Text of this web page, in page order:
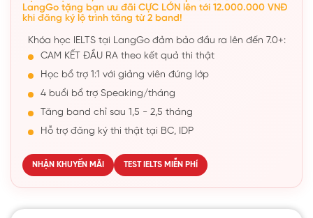
LangGo tặng bạn ưu đãi CỰC LỚN lên tới 12.000.000 VNĐ
khi đăng ký lộ trình tăng từ 2 band!
Khóa học IELTS tại LangGo đảm bảo đầu ra lên đến 7.0+:
CAM KẾT ĐẦU RA theo kết quả thi thật
Học bổ trợ 1:1 với giảng viên đứng lớp
4 buổi bổ trợ Speaking/tháng
Tăng band chỉ sau 1,5 - 2,5 tháng
Hỗ trợ đăng ký thi thật tại BC, IDP
NHẬN KHUYẾN MÃI TEST IELTS MIỄN PHÍ